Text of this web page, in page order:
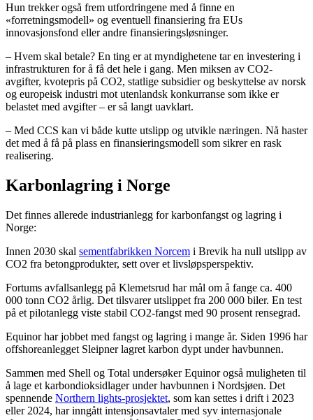
Hun trekker også frem utfordringene med å finne en
«forretningsmodell» og eventuell finansiering fra EUs
innovasjonsfond eller andre finansieringsløsninger.
– Hvem skal betale? En ting er at myndighetene tar en investering i
infrastrukturen for å få det hele i gang. Men miksen av CO2-
avgifter, kvotepris på CO2, statlige subsidier og beskyttelse av norsk
og europeisk industri mot utenlandsk konkurranse som ikke er
belastet med avgifter – er så langt uavklart.
– Med CCS kan vi både kutte utslipp og utvikle næringen. Nå haster
det med å få på plass en finansieringsmodell som sikrer en rask
realisering.
Karbonlagring i Norge
Det finnes allerede industrianlegg for karbonfangst og lagring i
Norge:
Innen 2030 skal sementfabrikken Norcem i Brevik ha null utslipp av
CO2 fra betongprodukter, sett over et livsløpsperspektiv.
Fortums avfallsanlegg på Klemetsrud har mål om å fange ca. 400
000 tonn CO2 årlig. Det tilsvarer utslippet fra 200 000 biler. En test
på et pilotanlegg viste stabil CO2-fangst med 90 prosent rensegrad.
Equinor har jobbet med fangst og lagring i mange år. Siden 1996 har
offshoreanlegget Sleipner lagret karbon dypt under havbunnen.
Sammen med Shell og Total undersøker Equinor også muligheten til
å lage et karbondioksidlager under havbunnen i Nordsjøen. Det
spennende Northern lights-prosjektet, som kan settes i drift i 2023
eller 2024, har inngått intensjonsavtaler med syv internasjonale